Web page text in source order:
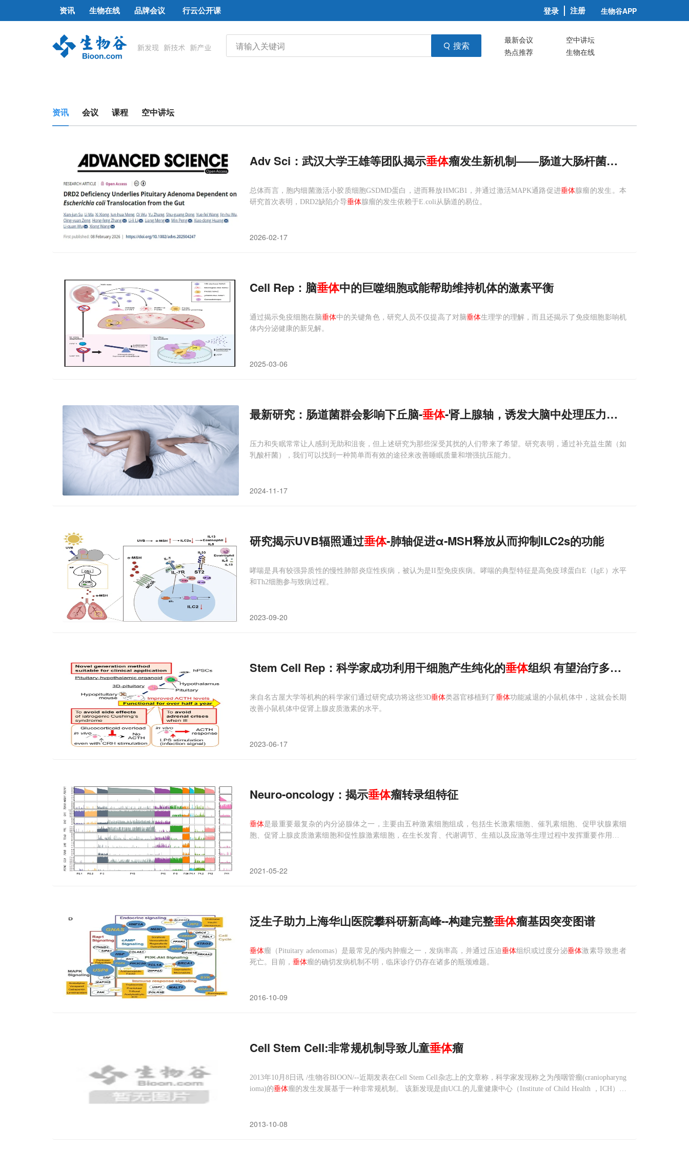
资讯 生物在线 品牌会议 行云公开课 登录 注册 生物谷APP
搜索 最新会议
空中讲坛
热点推荐
生物在线
资讯 会议 课程 空中讲坛
Adv Sci：武汉大学王雄等团队揭示垂体瘤发生新机制——肠道大肠杆菌易位至脑
总体而言，胞内细菌激活小胶质细胞GSDMD蛋白，进而释放HMGB1，并通过激活MAPK通路促进垂体腺瘤的发生。本
研究首次表明，DRD2缺陷介导垂体腺瘤的发生依赖于E.coli从肠道的易位。
2026-02-17
Cell Rep：脑垂体中的巨噬细胞或能帮助维持机体的激素平衡
通过揭示免疫细胞在脑垂体中的关键角色，研究人员不仅提高了对脑垂体生理学的理解，而且还揭示了免疫细胞影响机
体内分泌健康的新见解。
2025-03-06
最新研究：肠道菌群会影响下丘脑-垂体-肾上腺轴，诱发大脑中处理压力的关键区域出
压力和失眠常常让人感到无助和沮丧，但上述研究为那些深受其扰的人们带来了希望。研究表明，通过补充益生菌（如
乳酸杆菌），我们可以找到一种简单而有效的途径来改善睡眠质量和增强抗压能力。
2024-11-17
研究揭示UVB辐照通过垂体-肺轴促进α‐MSH释放从而抑制ILC2s的功能
哮喘是具有较强异质性的慢性肺部炎症性疾病，被认为是II型免疫疾病。哮喘的典型特征是高免疫球蛋白E（IgE）水平
和Th2细胞参与致病过程。
2023-09-20
Stem Cell Rep：科学家成功利用干细胞产生纯化的垂体组织 有望治疗多种人类疾病
来自名古屋大学等机构的科学家们通过研究成功将这些3D垂体类器官移植到了垂体功能减退的小鼠机体中，这就会长期
改善小鼠机体中促肾上腺皮质激素的水平。
2023-06-17
Neuro-oncology：揭示垂体瘤转录组特征
垂体是最重要最复杂的内分泌腺体之一，主要由五种激素细胞组成，包括生长激素细胞、催乳素细胞、促甲状腺素细
胞、促肾上腺皮质激素细胞和促性腺激素细胞，在生长发育、代谢调节、生殖以及应激等生理过程中发挥重要作用。每
2021-05-22
泛生子助力上海华山医院攀科研新高峰--构建完整垂体瘤基因突变图谱
垂体瘤（Pituitary adenomas）是最常见的颅内肿瘤之一，发病率高，并通过压迫垂体组织或过度分泌垂体激素导致患者
死亡。目前， 垂体瘤的确切发病机制不明，临床诊疗仍存在诸多的瓶颈难题。
2016-10-09
Cell Stem Cell:非常规机制导致儿童垂体瘤
2013年10月8日讯 /生物谷BIOON/--近期发表在Cell Stem Cell杂志上的文章称，科学家发现称之为颅咽管瘤(craniopharyng
ioma)的垂体瘤的发生发展基于一种非常规机制。 该新发现是由UCL的儿童健康中心（Institute of Child Health ，ICH）的
2013-10-08